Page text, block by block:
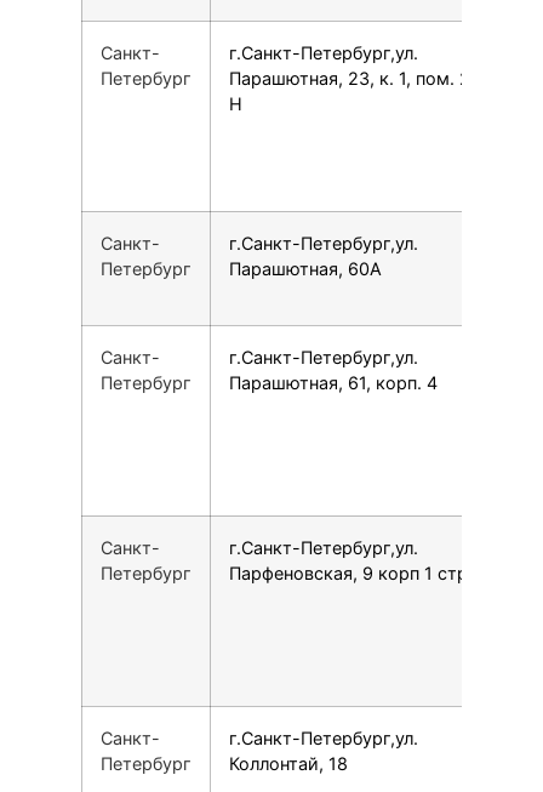
Санкт-
Петербург
г.Санкт-Петербург,ул.
Парашютная, 23, к. 1, пом. 21-
Н
Санкт-
Петербург
г.Санкт-Петербург,ул.
Парашютная, 60А
Санкт-
Петербург
г.Санкт-Петербург,ул.
Парашютная, 61, корп. 4
Санкт-
Петербург
г.Санкт-Петербург,ул.
Парфеновская, 9 корп 1 стр 1
Санкт-
Петербург
г.Санкт-Петербург,ул.
Коллонтай, 18